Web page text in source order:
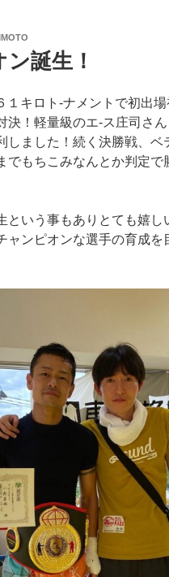
誕生！
１キロト-ナメントで初出場
決！軽量級のエ-ス庄司さ
しました！続く決勝戦、ベ
でもちこみなんとか判定で
という事もありとても嬉し
ャンピオンな選手の育成を